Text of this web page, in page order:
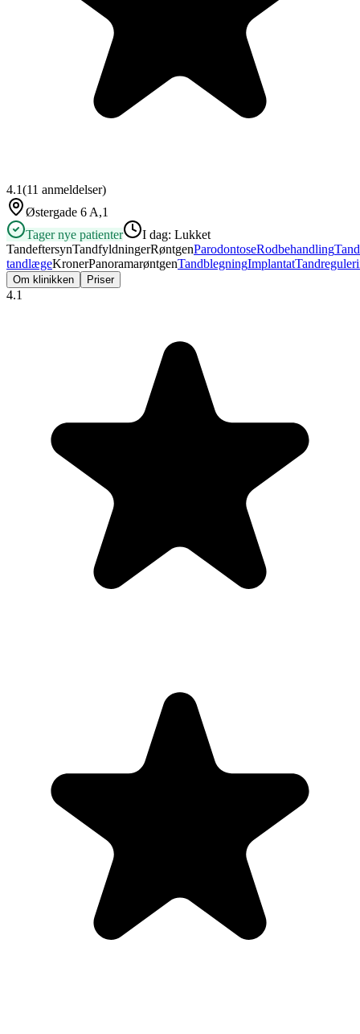
4.1(11 anmeldelser)
Østergade 6 A,1
Tager nye patienter
I dag: Lukket
TandeftersynTandfyldningerRøntgenParodontoseRodbehandling
tandlægeKronerPanoramarøntgenTandblegningImplantat
Om klinikken Priser
4.1